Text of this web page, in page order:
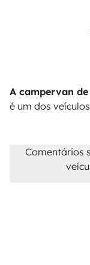
A campervan
é um dos
Comentários